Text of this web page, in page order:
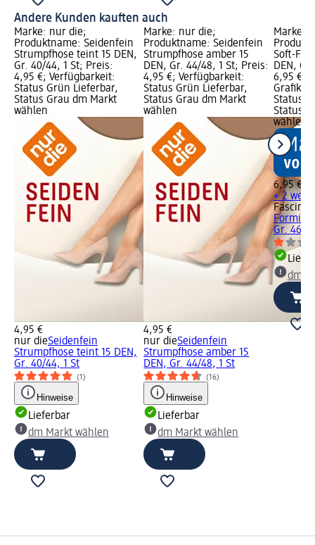
Andere Kunden kauften auch
Marke: nur die;
Produktname: Seidenfein
Strumpfhose teint 15 DEN,
Gr. 40/44, 1 St; Preis:
4,95 €; Verfügbarkeit:
Status Grün Lieferbar,
Status Grau dm Markt
wählen
4,95 €
nur dieSeidenfein
Strumpfhose teint 15 DEN,
Gr. 40/44, 1 St
(1)
Hinweise
Lieferbar
dm Markt wählen
Marke: nur die;
Produktname: Seidenfein
Strumpfhose amber 15
DEN, Gr. 44/48, 1 St; Preis:
4,95 €; Verfügbarkeit:
Status Grün Lieferbar,
Status Grau dm Markt
wählen
4,95 €
nur dieSeidenfein
Strumpfhose amber 15
DEN, Gr. 44/48, 1 St
(16)
Hinweise
Lieferbar
dm Markt wählen
Marke:
Soft-
DEN,
6,95 €;
Grafik;
Status
Status
wählen
6,95 €
+ 2
Fascino
Forming
Gr. 46/
dm